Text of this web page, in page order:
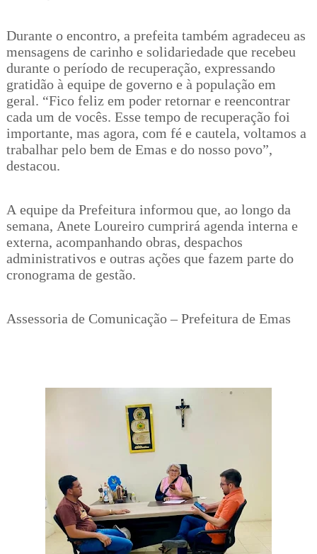
Durante o encontro, a prefeita também agradeceu as
mensagens de carinho e solidariedade que recebeu
durante o período de recuperação, expressando
gratidão à equipe de governo e à população em
geral. “Fico feliz em poder retornar e reencontrar
cada um de vocês. Esse tempo de recuperação foi
importante, mas agora, com fé e cautela, voltamos a
trabalhar pelo bem de Emas e do nosso povo”,
destacou.
A equipe da Prefeitura informou que, ao longo da
semana, Anete Loureiro cumprirá agenda interna e
externa, acompanhando obras, despachos
administrativos e outras ações que fazem parte do
cronograma de gestão.
Assessoria de Comunicação – Prefeitura de Emas